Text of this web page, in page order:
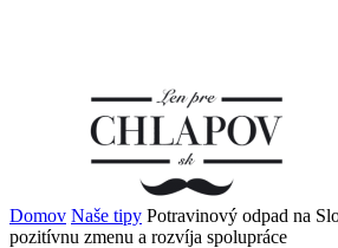
Domov Naše tipy Potravinový odpad na
pozitívnu zmenu a rozvíja spolupráce